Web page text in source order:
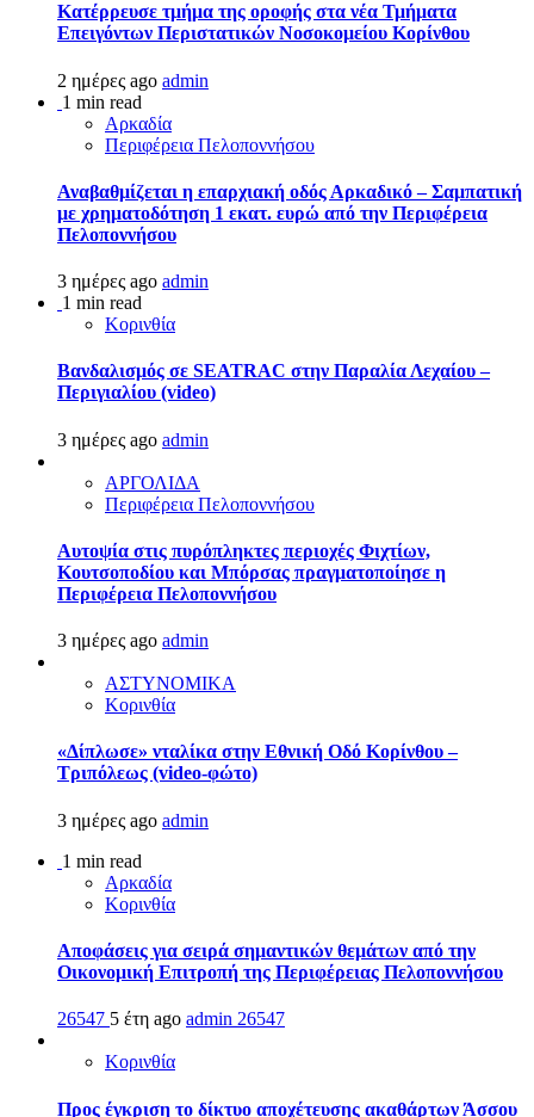
Kατέρρευσε τμήμα της οροφής στα νέα Τμήματα
Επειγόντων Περιστατικών Νοσοκομείου Κορίνθου
2 ημέρες ago admin
1 min read
Αρκαδία
Περιφέρεια Πελοποννήσου
Αναβαθμίζεται η επαρχιακή οδός Αρκαδικό – Σαμπατική
με χρηματοδότηση 1 εκατ. ευρώ από την Περιφέρεια
Πελοποννήσου
3 ημέρες ago admin
1 min read
Κορινθία
Βανδαλισμός σε SEATRAC στην Παραλία Λεχαίου –
Περιγιαλίου (video)
3 ημέρες ago admin
ΑΡΓΟΛΙΔΑ
Περιφέρεια Πελοποννήσου
Αυτοψία στις πυρόπληκτες περιοχές Φιχτίων,
Κουτσοποδίου και Μπόρσας πραγματοποίησε η
Περιφέρεια Πελοποννήσου
3 ημέρες ago admin
ΑΣΤΥΝΟΜΙΚΑ
Κορινθία
«Δίπλωσε» νταλίκα στην Εθνική Oδό Κορίνθου –
Τριπόλεως (video-φώτο)
3 ημέρες ago admin
1 min read
Αρκαδία
Κορινθία
Αποφάσεις για σειρά σημαντικών θεμάτων από την
Οικονομική Επιτροπή της Περιφέρειας Πελοποννήσου
26547 5 έτη ago admin 26547
Κορινθία
Προς έγκριση το δίκτυο αποχέτευσης ακαθάρτων Άσσου